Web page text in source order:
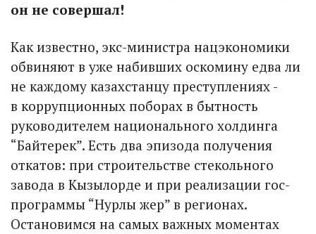
он не совершал!
Как известно, экс-министра нацэкономики
обвиняют в уже набивших оскомину едва ли
не каждому казахстанцу преступлениях -
в коррупционных поборах в бытность
руководителем национального холдинга
“Байтерек”. Есть два эпизода получения
откатов: при строительстве стекольного
завода в Кызылорде и при реализации гос­
программы “Нурлы жер” в регионах.
Остановимся на самых важных моментах